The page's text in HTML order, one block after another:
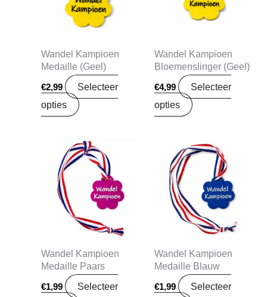
Wandel Kampioen
Medaille (Geel)
€2,99
Selecteer
opties
Wandel Kampioen
Bloemenslinger (Geel)
€4,99
Selecteer
opties
Wandel Kampioen
Medaille Paars
€1,99
Selecteer
Wandel Kampioen
Medaille Blauw
€1,99
Selecteer